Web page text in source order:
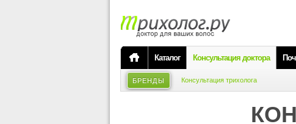
Каталог Консультация доктора
БРЕНДЫ Консультация трихолога